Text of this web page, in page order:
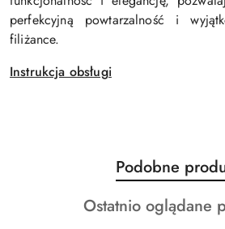
perfekcyjną powtarzalność i
filiżance.
Instrukcja obsługi
Pomiń karuzelę produktów
Produkty
o
statusie:
Podobne
Produkty
Ostatnio oglądane